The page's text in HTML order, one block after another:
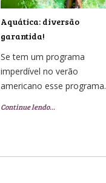
Aquática: diversão
garantida!
Se tem um programa
imperdível no verão
americano esse
Continue lendo…